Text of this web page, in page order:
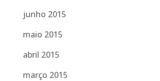
junho 2015
maio 2015
abril 2015
março 2015